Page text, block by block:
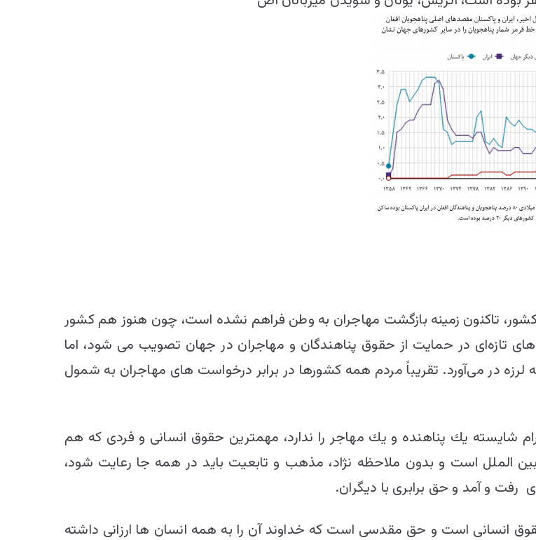
تاکنون زمینه بازگشت مهاجران به وطن فراهم نشده است، چون هنوز هم کشور
تازه‌ای در حمایت از حقوق پناهندگان و مهاجران در جهان تصویب می‌‌ شود، اما
لرزه در می‌آورد. تقریباً مردم همه كشورها در برابر درخواست‌ های مهاجران به شمول
شایسته یك پناهنده و یك مهاجر را ندارد، مهمترین حقوق انسانی و فردی كه هم
الملل است و بدون ملاحظه نژاد، مذهب و تابعیت باید در همه جا رعایت شود،
و آمد و حق برابری با دیگران.
انسانی است و حق مقدسی است كه خداوند آن را به همه انسان‌ ها ارزانی داشته